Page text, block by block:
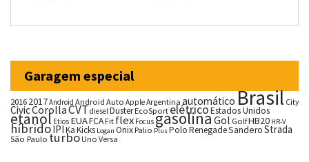
Garagem especial
20162017Android Android Auto AppleArgentina automáticoBrasil City
CivicCorollaCVTdiesel DusterEcoSportelétricoEstados Unidos
etanol Etios EUAFCA Fit flex FocusgasolinaGol GolfHB20 HR-V
híbridoIPIKaKicks Logan OnixPalio PlusPoloRenegadeSanderoStrada
São Paulo turboUno Versa